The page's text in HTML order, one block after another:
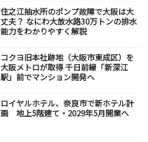
住之江抽水所のポンプ故障で大阪は大
丈夫？ なにわ大放水路30万トンの排水
能力をわかりやすく解説
コクヨ旧本社跡地（大阪市東成区）を
大阪メトロが取得 千日前線「新深江
駅」前でマンション開発へ
ロイヤルホテル、奈良市で新ホテル計
画 地上5階建て・2029年5月開業へ